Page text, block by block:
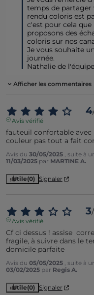
temps de partager
rendu coloris est
c'est pour cela que
proposons des
coloris sur nos
Je vous souhaite
journée.
Nathalie de
Afficher les commentaires
4
Avis vérifié
fauteuil confortable avec
couleur pas tout a fait
Avis du 30/05/2025 , suite à
11/03/2025 par MARTINE A.
Utile(0) Signaler
3/
Avis vérifié
Cf ci dessus ! assise
fragile, à suivre dans le
domicile parfaite
Avis du 05/05/2025 , suite à
03/02/2025 par Regis A.
Utile(0) Signaler